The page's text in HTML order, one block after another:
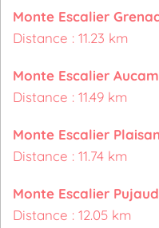
Monte Escalier
Distance : 11.23 km
Monte Escalier
Distance : 11.49 km
Monte Escalier
Distance : 11.74 km
Monte Escalier
Distance : 12.05 km